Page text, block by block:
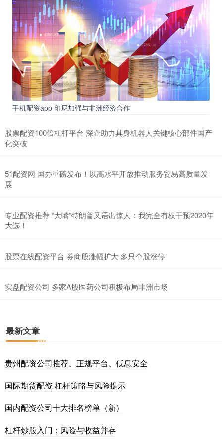
手机配资app 印尼加强与非洲经济合作
股票配资100倍杠杆平台 深企助力具身机器人关键核心部件国产
化突破
51配资网 国办重磅发布！以高水平开放推动服务贸易高质量发
展
专业配资推荐 “大嘴”特朗普又语出惊人：我完全有权干预2020年
大选！
股票在线配资平台 券商股涨幅扩大 多只个股涨停
实盘配资公司 多家A股医药公司积极布局非洲市场
最新文章
贵州配资公司推荐、正规平台、低息安全
国际期货配资 杠杆策略与风险提示
国内配资公司十大排名榜单（新）
杠杆炒股入门：风险与收益并存